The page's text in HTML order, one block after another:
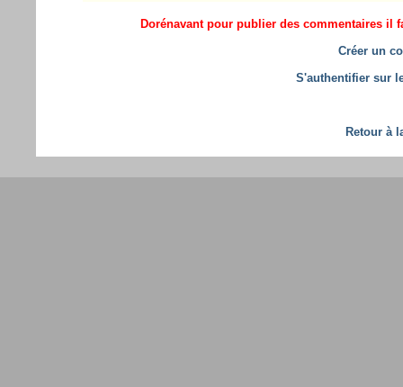
Dorénavant pour publier des commentaires il
Créer un
S'authentifier sur
Retour à